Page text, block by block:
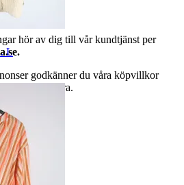
hör av dig till vår kundtjänst per
.
godkänner du våra köpvillkor
här på Tradera.
L